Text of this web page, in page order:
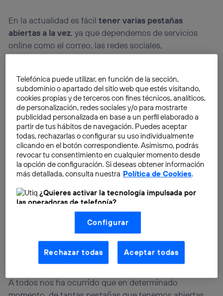
En la actualidad es fáciltener varias pestañas
abiertas a la vez, ya que dependemos de servicios
online como el correo, las redes sociales,
almacenamiento en la nube, herramientas online para
A todos nos ha ocurrido que en determinado
Telefónica puede utilizar, en función de la sección,
subdominio o apartado del sitio web que estés visitando,
cookies propias y de terceros con fines técnicos, analíticos,
de personalización, redes sociales y/o para mostrarte
publicidad personalizada en base a un perfil elaborado a
partir de tus hábitos de navegación. Puedes aceptar
todas, rechazarlas o configurar su uso individualmente
clicando en el botón correspondiente. Asimismo, podrás
revocar tu consentimiento en cualquier momento desde
la opción de configuración. Si deseas obtener información
más detallada, consulta nuestra Política de Cookies.
¿Quieres activar la tecnología impulsada por
las operadoras de telefonía?
Nosotros, Telefónica S.A., utilizamos la tecnología Utiq para
realizar nuestras acciones de marketing digital o análisis
(como se describe en este aviso de consentimiento)
basadas en tu navegación en nuestra(s) web(s)
aquí (solo cuando utilizas una conexión a
internet habilitada , proporcionada por una de las
operadoras de telefonía participantes, y otorgas tu
La tecnología Utiq está diseñada con la privacidad como
Configurar
Rechazar todas Aceptar todas